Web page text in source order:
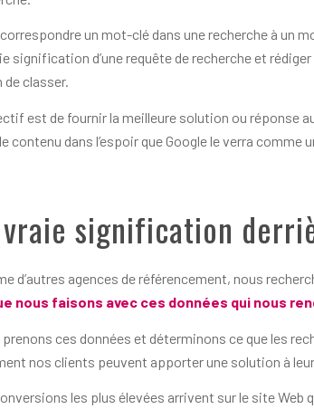
un mot-clé dans une recherche à un
signification d’une requête de recherche et
de classer.
est de fournir la meilleure solution ou réponse
contenu dans l’espoir que Google le verra
signification
d’autres agences de référencement, nous
nous faisons avec ces données qui nous
ces données et déterminons ce que les
nos clients peuvent apporter une solution à
les plus élevées arrivent sur le site